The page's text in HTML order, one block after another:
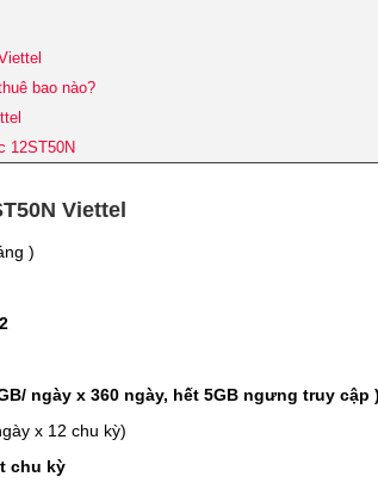
bao nào?
12ST50N
Viettel
)
ngày x 360 ngày, hết 5GB ngưng truy cập )
x 12 chu kỳ)
chu kỳ